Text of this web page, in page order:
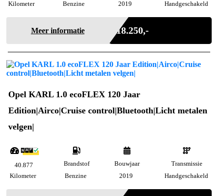
Kilometer
Benzine
2019
Handgeschakeld
Meer informatie € 18.250,-
Opel KARL 1.0 ecoFLEX 120 Jaar
Edition|Airco|Cruise control|Bluetooth|Licht metalen
velgen|
40.877
Kilometer
Brandstof
Benzine
Bouwjaar
2019
Transmissie
Handgeschakeld